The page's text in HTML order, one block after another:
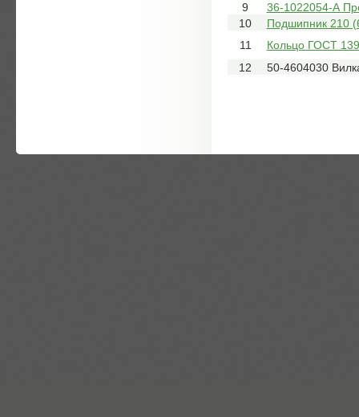
9
36-1022054-А
10
Подшипник 210
11
Кольцо ГОСТ
12
50-4604030